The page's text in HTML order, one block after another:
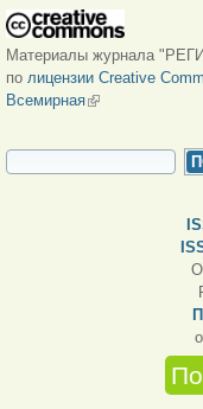
Материалы журнала
по лицензии Creative
Всемирная(внешняя
ФОРМА ПОИСКА